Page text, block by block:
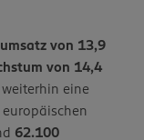
von 13,9
von 14,4
eine
62.100